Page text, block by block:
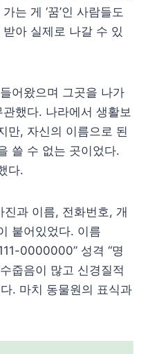
는 게 ‘꿈’인 사람들도
아 실제로 나갈 수 있
어왔으며 그곳을 나가
했다. 나라에서 생활보
만, 자신의 이름으로 된
쓸 수 없는 곳이었다.
다.
과 이름, 전화번호, 개
붙어있었다. 이름
0000000” 성격 “명
줍음이 많고 신경질적
. 마치 동물원의 표식과